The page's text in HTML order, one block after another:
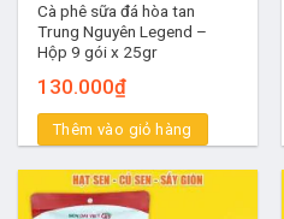
Cà phê sữa đá hòa tan
Trung Nguyên Legend –
Hộp 9 gói x 25gr
130.000₫
Thêm vào giỏ hàng